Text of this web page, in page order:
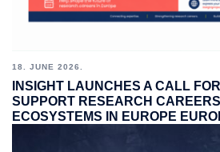
18. JUNE 2026.
INSIGHT LAUNCHES A CALL
SUPPORT RESEARCH
ECOSYSTEMS IN EUROPE